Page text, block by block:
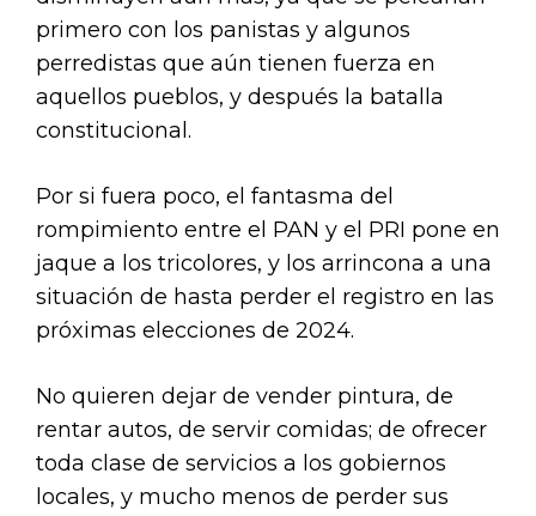
primero con los panistas y algunos
perredistas que aún tienen fuerza en
aquellos pueblos, y después la batalla
constitucional.
Por si fuera poco, el fantasma del
rompimiento entre el PAN y el PRI pone en
jaque a los tricolores, y los arrincona a una
situación de hasta perder el registro en las
próximas elecciones de 2024.
No quieren dejar de vender pintura, de
rentar autos, de servir comidas; de ofrecer
toda clase de servicios a los gobiernos
locales, y mucho menos de perder sus